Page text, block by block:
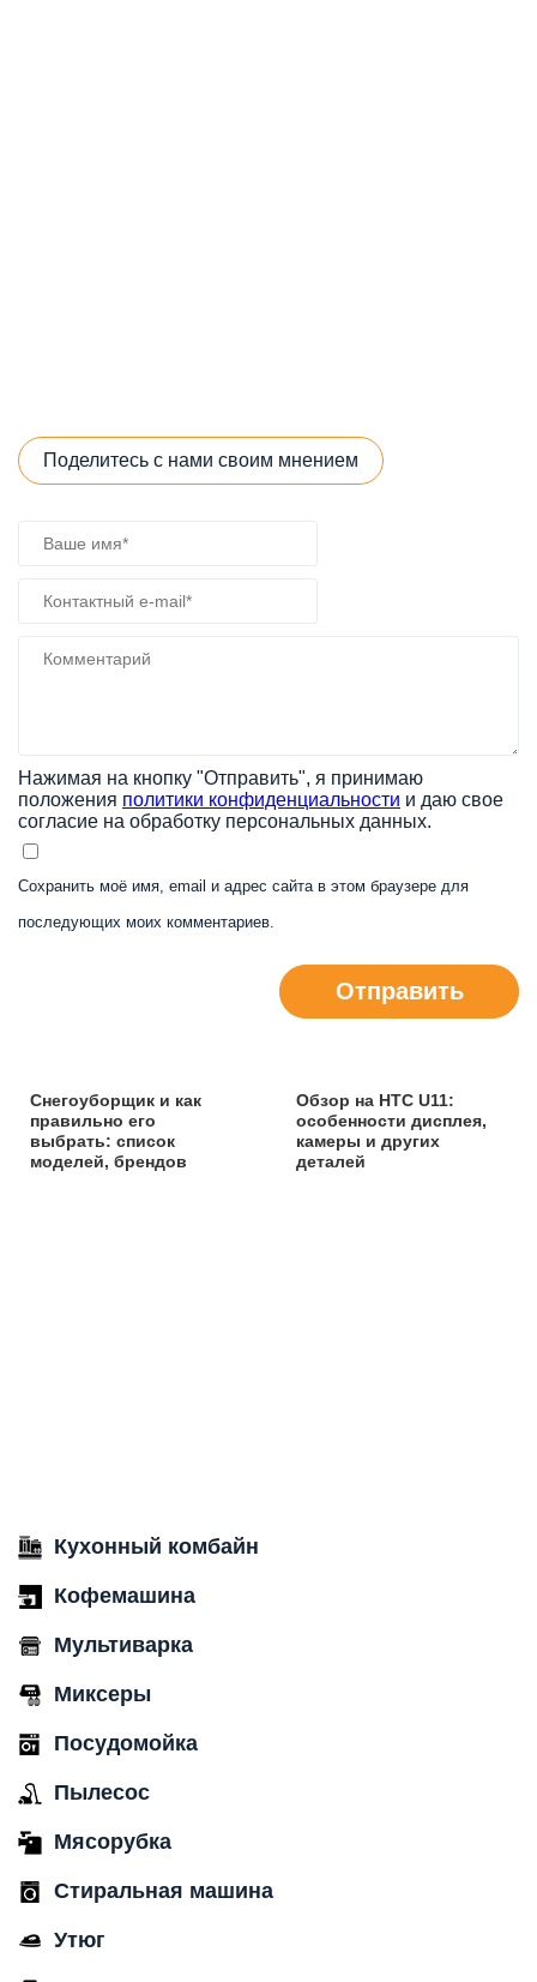
Поделитесь с нами своим мнением
Нажимая на кнопку "Отправить", я принимаю
положения политики конфиденциальности и даю свое
согласие на обработку персональных данных.
Сохранить моё имя, email и адрес сайта в этом браузере для
последующих моих комментариев.
Отправить
Снегоуборщик и как
правильно его
выбрать: список
моделей, брендов
Обзор на HTC U11:
особенности дисплея,
камеры и других
деталей
Кухонный комбайн
Кофемашина
Мультиварка
Миксеры
Посудомойка
Пылесос
Мясорубка
Стиральная машина
Утюг